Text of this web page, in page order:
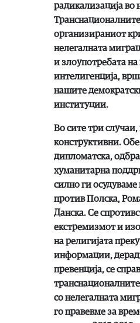
радикализација во
организираниот
нелегалната
и злоупотребата
интелигенција,
нашите
институции.
Во сите три случаи,
конструктивни.
дипломатска,
хуманитарна
силно ги
против Полска,
Данска. Се
екстремизмот и
на религијата
информации,
превенција, се
со нелегалната
го правевме за